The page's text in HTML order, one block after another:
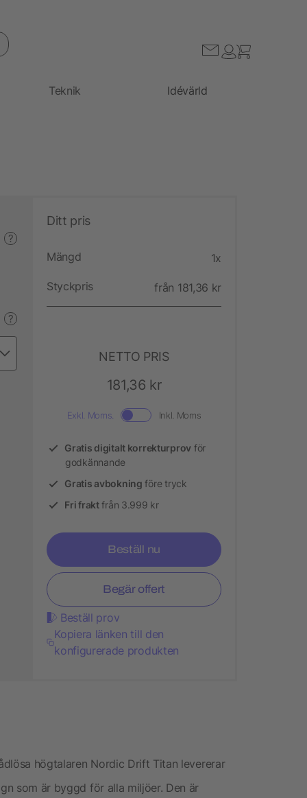
Teknik Idévärld
?
?
Ditt pris
Mängd 1x
Styckpris från 181,36 kr
NETTO PRIS
181,36 kr
Exkl. Moms. Inkl. Moms
Gratis digitalt korrekturprov för
godkännande
Gratis avbokning före tryck
Fri fraktfrån 3.999 kr
Beställ nu
Begär offert
Beställ prov
Kopiera länken till den
konfigurerade produkten
högtalaren Nordic Drift Titan levererar
som är byggd för alla miljöer. Den är